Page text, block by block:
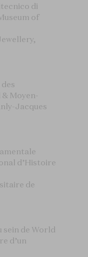
di
of
Moyen-
Jacques
d’Histoire
de
sein de World
d’un